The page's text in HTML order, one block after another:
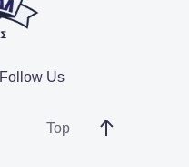
Follow Us
Top